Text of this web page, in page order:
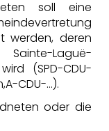
soll eine
werden, deren
Sainte-Laguë-
(SPD-CDU-
CDU-…).
oder die